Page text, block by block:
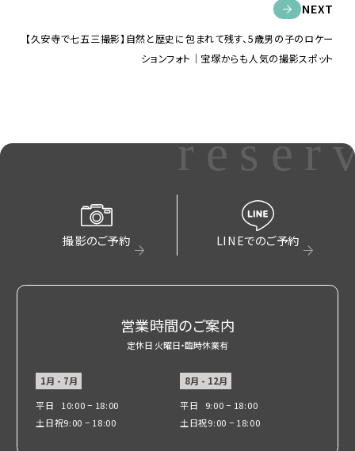
NEXT
【久安寺で七五三撮影】自然と歴史に包まれて残す、5歳男の子のロケー
ションフォト｜宝塚からも人気の撮影スポット
撮影のご予約 LINEでのご予約
営業時間のご案内
定休日 火曜日・臨時休業有
1月 - 7月
平日
10:00 − 18:00
土日祝9:00 − 18:00
8月 - 12月
平日
9:00 − 18:00
土日祝9:00 − 18:00